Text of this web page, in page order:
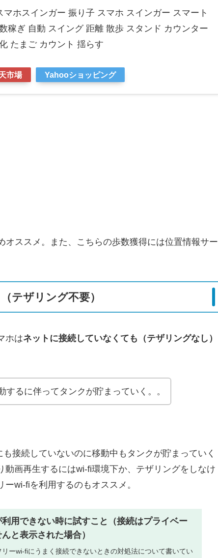
マホスインガー 振り子 スマホ スインガー スマート
稼ぎ 自動 スイング 距離 散歩 スタンド カウンター
たまご カウント 揺らす
市場 Yahooショッピング
オススメ。また、こちらの歩数獲得には位置情報サー
テザリング不要）
ホはネットに接続していなくても（テザリングなし）
するに伴ってタンクが貯まっていく。。
接続していないのに移動中もタンクが貯まっていく
画再生するにはwi-fi環境下か、テザリングをしなけ
wi-fiを利用するのもオススメ。
用できない時に試すこと（接続はプライベー
と表示された場合）
ーwi-fiにうまく接続できないときの対処法について書いてい